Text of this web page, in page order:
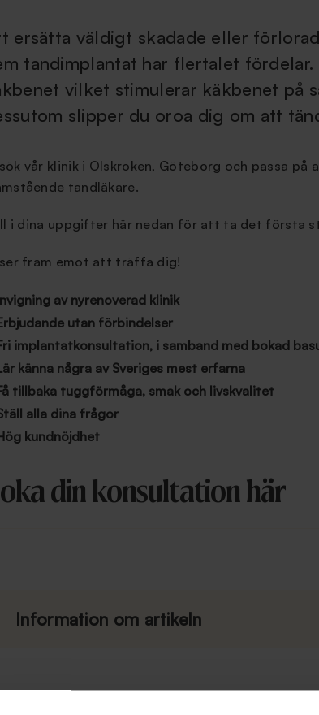
ersätta väldigt skadade eller
tandimplantat har flertalet
vilket stimulerar käkbenet på
slipper du oroa dig om att
vår klinik i Olskroken, Göteborg och passa
tandläkare.
i dina uppgifter här nedan för att ta det första
fram emot att träffa dig!
Invigning av nyrenoverad klinik
utan förbindelser
implantatkonsultation, i samband med bokad
känna några av Sveriges mest erfarna
tillbaka tuggförmåga, smak och livskvalitet
alla dina frågor
kundnöjdhet
din konsultation här
Information om artikeln